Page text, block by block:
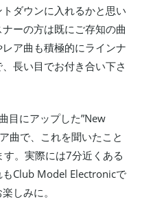
ダウンに入れるかと思い
ーの方は既にご存知の曲
ア曲も積極的にラインナ
長い目でお付き合い下さ
目にアップした”New
曲で、これを聞いたこと
。実際には7分近くある
Club Model Electronicで
しみに。